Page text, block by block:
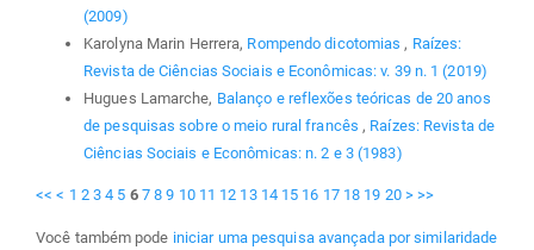
(2009)
Karolyna Marin Herrera, Rompendo dicotomias, Raízes:
Revista de Ciências Sociais e Econômicas: v. 39 n. 1 (2019)
Hugues Lamarche, Balanço e reflexões teóricas de 20 anos
de pesquisas sobre o meio rural francês, Raízes: Revista de
Ciências Sociais e Econômicas: n. 2 e 3 (1983)
<< < 1 2 3 4 5 6 7 8 9 10 11 12 13 14 15 16 17 18 19 20 > >>
Você também pode iniciar uma pesquisa avançada por similaridade